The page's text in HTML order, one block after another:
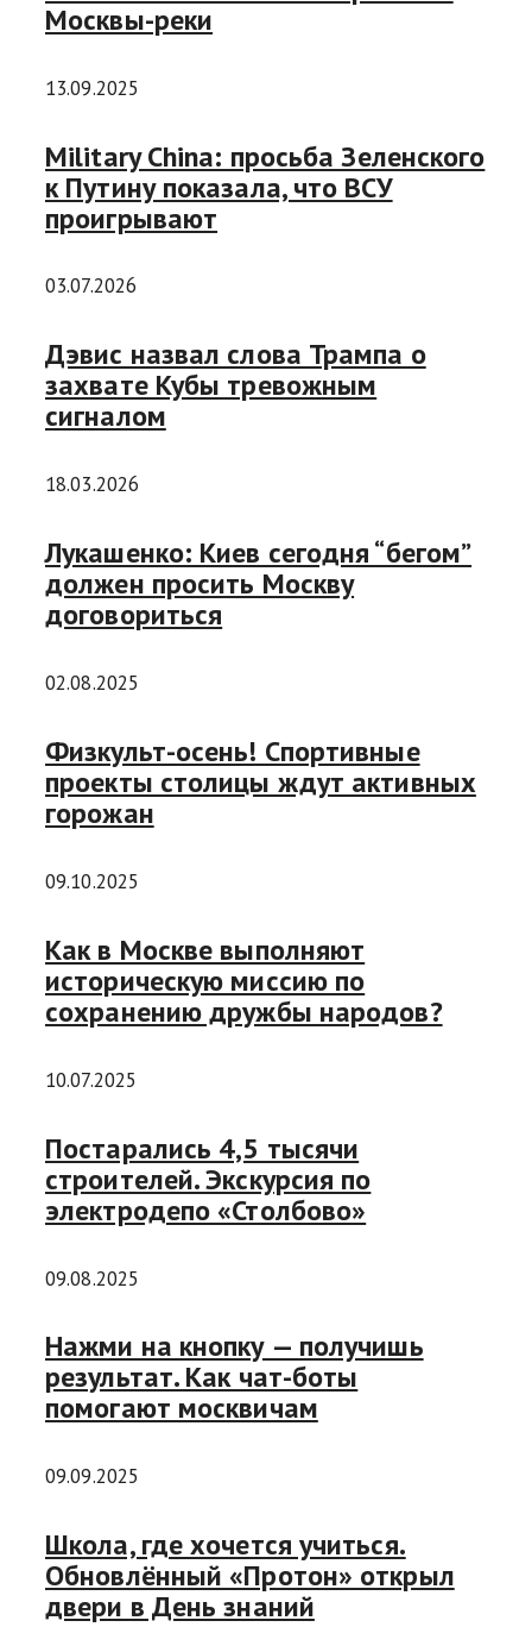
Москвы-реки
13.09.2025
Military China: просьба Зеленского
к Путину показала, что ВСУ
проигрывают
03.07.2026
Дэвис назвал слова Трампа о
захвате Кубы тревожным
сигналом
18.03.2026
Лукашенко: Киев сегодня “бегом”
должен просить Москву
договориться
02.08.2025
Физкульт-осень! Спортивные
проекты столицы ждут активных
горожан
09.10.2025
Как в Москве выполняют
историческую миссию по
сохранению дружбы народов?
10.07.2025
Постарались 4,5 тысячи
строителей. Экскурсия по
электродепо «Столбово»
09.08.2025
Нажми на кнопку — получишь
результат. Как чат-боты
помогают москвичам
09.09.2025
Школа, где хочется учиться.
Обновлённый «Протон» открыл
двери в День знаний